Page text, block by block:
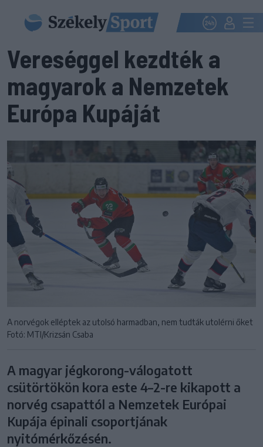
Vereséggel kezdték a
magyarok a Nemzetek
Európa Kupáját
A norvégok elléptek az utolsó harmadban, nem tudták utolérni őket
Fotó: MTI/Krizsán Csaba
A magyar jégkorong-válogatott
csütörtökön kora este 4–2-re kikapott a
norvég csapattól a Nemzetek Európai
Kupája épinali csoportjának
nyitómérkőzésén.